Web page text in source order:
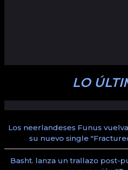
LO
Los neerlandeses Funus
su nuevo single
Basht. lanza un trallazo post-